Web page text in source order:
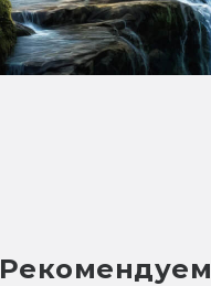
Рекомендуем